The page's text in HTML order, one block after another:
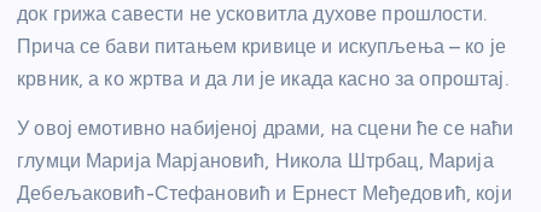
док грижа савести не усковитла духове прошлости.
Прича се бави питањем кривице и искупљења – ко је
крвник, а ко жртва и да ли је икада касно за опроштај.
У овој емотивно набијеној драми, на сцени ће се наћи
глумци Марија Марјановић, Никола Штрбац, Марија
Дебељаковић-Стефановић и Ернест Међедовић, који